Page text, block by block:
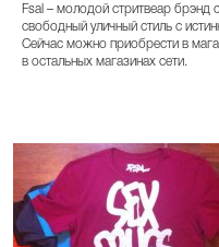
Fsal – молодой стритвеар брэнд
свободный уличный стиль с
Сейчас можно приобрести в
в остальных магазинах сети.